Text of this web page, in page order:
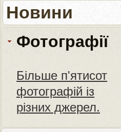
Новини
Фотографії
Більше п'ятисот
фотографій із
різних джерел.